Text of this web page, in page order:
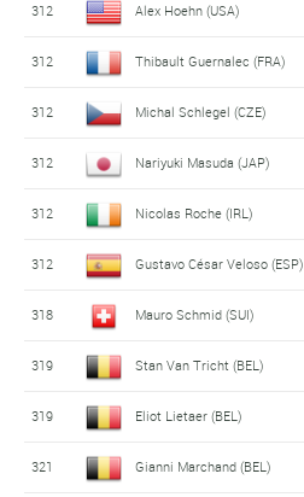
312 Alex Hoehn (USA)
312 Thibault Guernalec (FRA)
312 Michal Schlegel (CZE)
312 Nariyuki Masuda (JAP)
312 Nicolas Roche (IRL)
312 Gustavo César Veloso (ESP)
318 Mauro Schmid (SUI)
319 Stan Van Tricht (BEL)
319 Eliot Lietaer (BEL)
321 Gianni Marchand (BEL)